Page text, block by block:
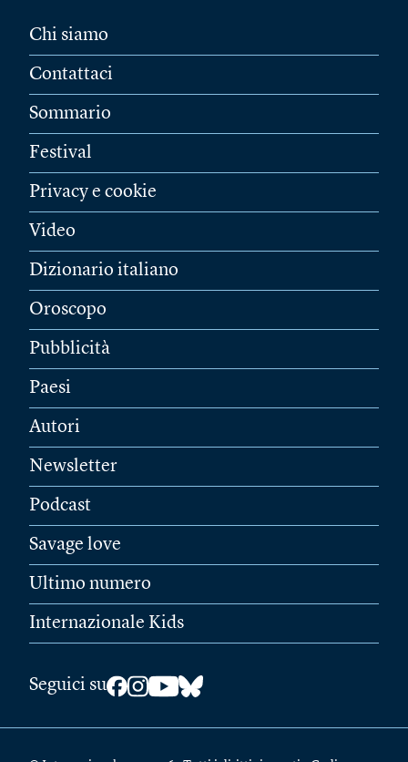
Chi siamo
Contattaci
Sommario
Festival
Privacy e cookie
Video
Dizionario italiano
Oroscopo
Pubblicità
Paesi
Autori
Newsletter
Podcast
Savage love
Ultimo numero
Internazionale Kids
Seguici su